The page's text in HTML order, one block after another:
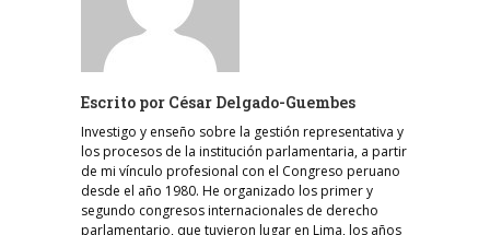
Escrito por César Delgado-Guembes
Investigo y enseño sobre la gestión representativa y
los procesos de la institución parlamentaria, a partir
de mi vínculo profesional con el Congreso peruano
desde el año 1980. He organizado los primer y
segundo congresos internacionales de derecho
parlamentario, que tuvieron lugar en Lima, los años